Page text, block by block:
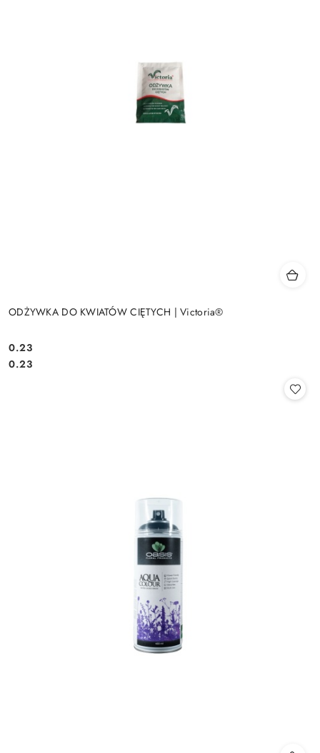
ODŻYWKA DO KWIATÓW CIĘTYCH | Victoria®
Cena:
0.23
Cena:
0.23